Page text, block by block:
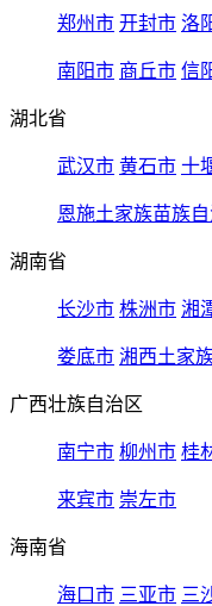
郑州市 开封市 洛
南阳市 商丘市 信
湖北省
武汉市 黄石市 十
恩施土家族苗族自
湖南省
长沙市 株洲市 湘
娄底市 湘西土家
广西壮族自治区
南宁市 柳州市 桂
来宾市 崇左市
海南省
海口市 三亚市 三